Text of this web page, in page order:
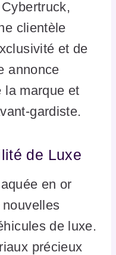
clientèle
et de
annonce
la marque et
gardiste.
de Luxe
en or
de luxe.
précieux